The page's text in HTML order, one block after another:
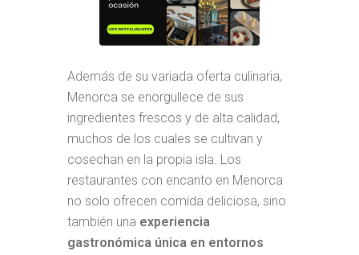
Además de su variada oferta culinaria,
Menorca se enorgullece de sus
ingredientes frescos y de alta calidad,
muchos de los cuales se cultivan y
cosechan en la propia isla. Los
restaurantes con encanto en Menorca
no solo ofrecen comida deliciosa, sino
también una experiencia
gastronómica única en entornos